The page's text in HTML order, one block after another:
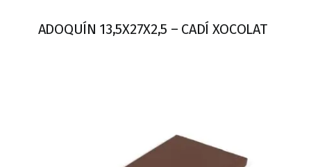
ADOQUÍN 13,5X27X2,5 – CADÍ XOCOLAT